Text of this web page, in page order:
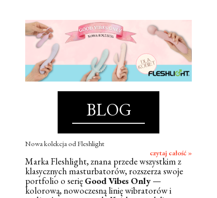
BLOG
Nowa kolekcja od Fleshlight
czytaj całość »
Marka Fleshlight, znana przede wszystkim z
klasycznych masturbatorów, rozszerza swoje
portfolio o serię Good Vibes Only —
kolorową, nowoczesną linię wibratorów i